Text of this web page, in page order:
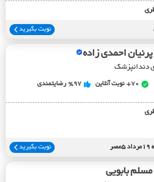
نوبت بگیرید
احمدی زاده
دندانپزشک
70+ نوبت آنلاین %97 رضایتمندی
نوبت بگیرید
بابویی